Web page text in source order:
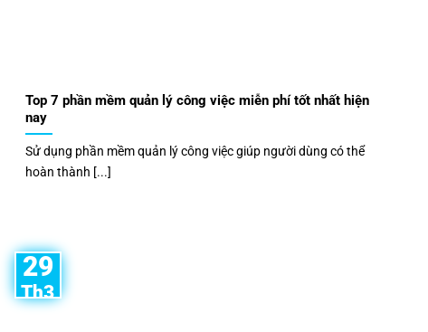
Top 7 phần mềm quản lý công việc miễn phí tốt nhất hiện
nay
Sử dụng phần mềm quản lý công việc giúp người dùng có thể
hoàn thành [...]
29
Th3